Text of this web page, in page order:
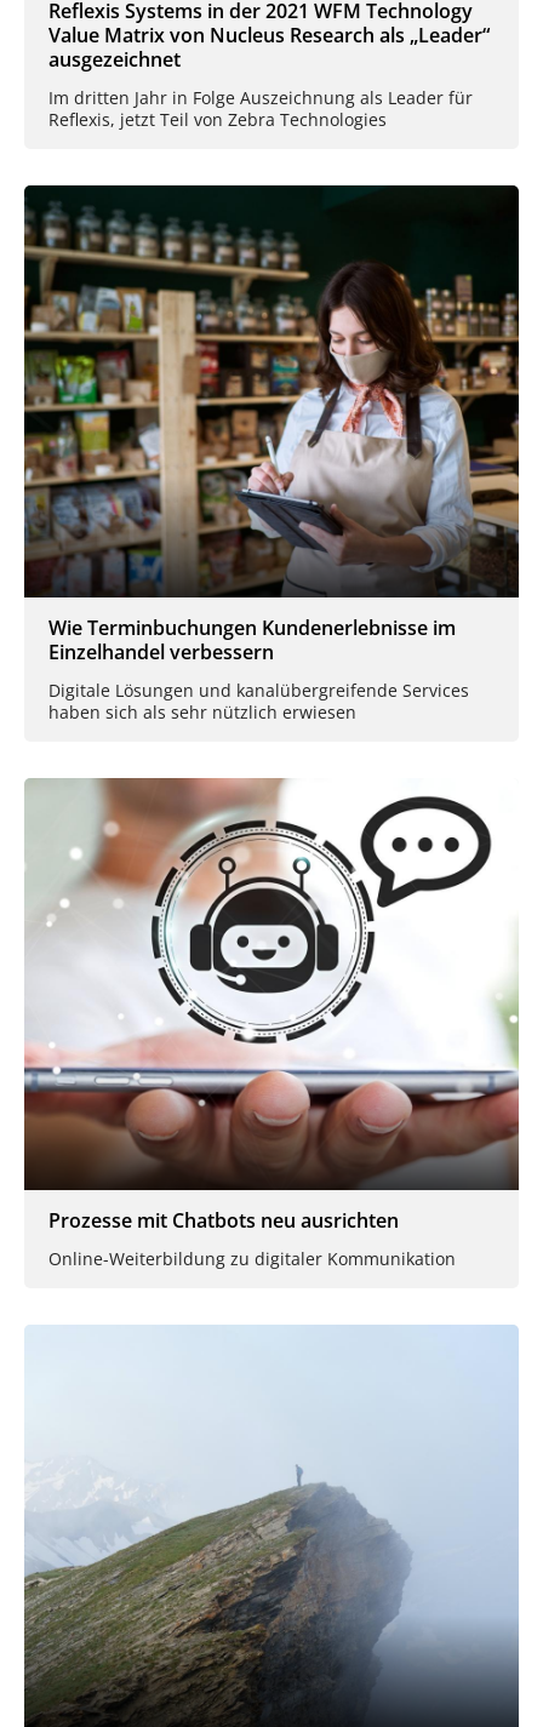
Reflexis Systems in der 2021 WFM Technology
Value Matrix von Nucleus Research als „Leader“
ausgezeichnet
Im dritten Jahr in Folge Auszeichnung als Leader für
Reflexis, jetzt Teil von Zebra Technologies
Wie Terminbuchungen Kundenerlebnisse im
Einzelhandel verbessern
Digitale Lösungen und kanalübergreifende Services
haben sich als sehr nützlich erwiesen
Prozesse mit Chatbots neu ausrichten
Online-Weiterbildung zu digitaler Kommunikation